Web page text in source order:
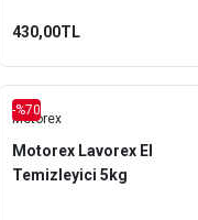
430,00TL
-%70
Motorex
Motorex Lavorex El
Temizleyici 5kg